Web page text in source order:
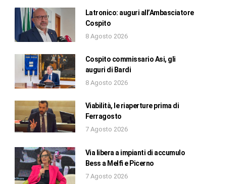
Latronico: auguri all’Ambasciatore
Cospito
8 Agosto 2026
Cospito commissario Asi, gli
auguri di Bardi
8 Agosto 2026
Viabilità, le riaperture prima di
Ferragosto
7 Agosto 2026
Via libera a impianti di accumulo
Bess a Melfi e Picerno
7 Agosto 2026